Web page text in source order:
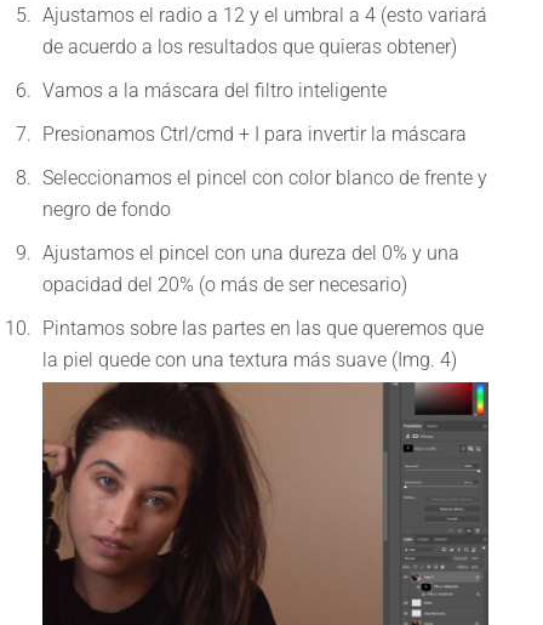
Ajustamos el radio a 12 y el umbral a 4 (esto variará
de acuerdo a los resultados que quieras obtener)
Vamos a la máscara del filtro inteligente
Presionamos Ctrl/cmd + I para invertir la máscara
Seleccionamos el pincel con color blanco de frente y
negro de fondo
Ajustamos el pincel con una dureza del 0% y una
opacidad del 20% (o más de ser necesario)
Pintamos sobre las partes en las que queremos que
la piel quede con una textura más suave (Img. 4)